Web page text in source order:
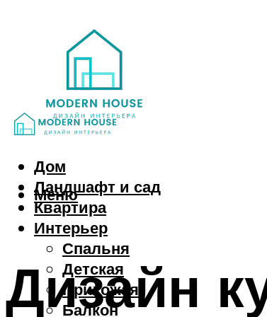
Дом
Ландшафт и сад
Квартира
Интерьер
Спальня
Детская
Прихожая
Балкон
Меню
Дизайн